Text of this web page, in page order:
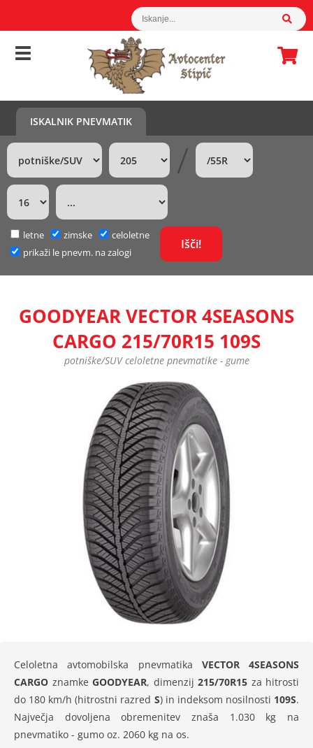
ISKALNIK PNEVMATIK
/
letne zimske
celoletne
prikaži le pnevm. na zalogi
GOODYEAR VECTOR 4SEASONS
CARGO 215/70R15 109S
potniške/SUV celoletne pnevmatike - gume
Celoletna avtomobilska pnevmatika VECTOR 4SEASONS
CARGO znamke GOODYEAR, dimenzij 215/70R15 za hitrosti
do 180 km/h (hitrostni razred S) in indeksom nosilnosti 109S.
Največja dovoljena obremenitev znaša 1.030 kg na
pnevmatiko - gumo oz. 2060 kg na os.